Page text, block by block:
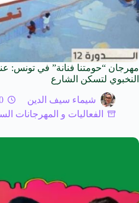
مهرجان “حومتنا فنانة” في تونس:
النخبوي لتسكن الشارع
شيماء سيف الدين
30
الفعاليات و المهرجانات